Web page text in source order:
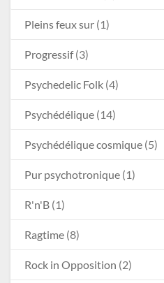
Pleins feux sur (1)
Progressif(3)
Psychedelic Folk (4)
Psychédélique (14)
Psychédélique cosmique (5)
Pur psychotronique (1)
R'n'B (1)
Ragtime (8)
Rock in Opposition (2)